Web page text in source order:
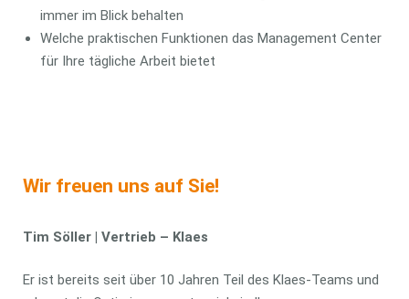
immer im Blick behalten
Welche praktischen Funktionen das Management Center
für Ihre tägliche Arbeit bietet
Wir freuen uns auf Sie!
Tim Söller | Vertrieb – Klaes
Er ist bereits seit über 10 Jahren Teil des Klaes-Teams und